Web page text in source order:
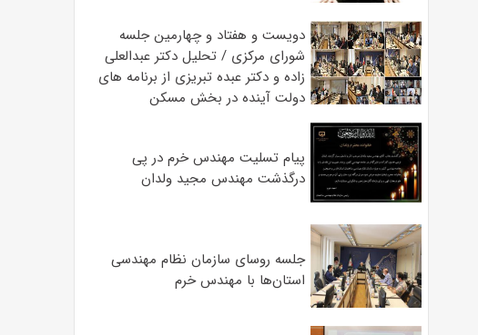
دویست و هفتاد و چهارمین جلسه
شورای مرکزی / تحلیل دکتر عبدالعلی
زاده و دکتر عبده تبریزی از برنامه های
دولت آینده در بخش مسکن
پیام تسلیت مهندس خرم در پی
درگذشت مهندس مجید ولدان
جلسه روسای سازمان نظام مهندسی
استان‌ها با مهندس خرم